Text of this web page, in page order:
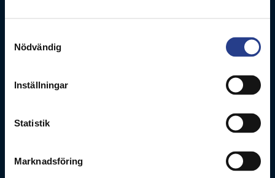
Nödvändig
Inställningar
Statistik
Marknadsföring
Box 3260
Besöksadress
Kontakta oss